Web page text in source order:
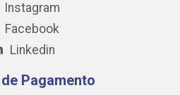
Instagram
Facebook
Linkedin
Pagamento